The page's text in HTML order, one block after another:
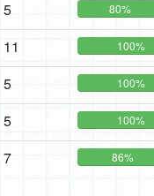
5 80%
11 100%
5 100%
5 100%
7 86%